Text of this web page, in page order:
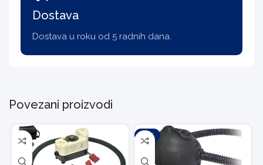
Dostava
Dostava u roku od 5 radnih dana.
Povezani proizvodi
-20%